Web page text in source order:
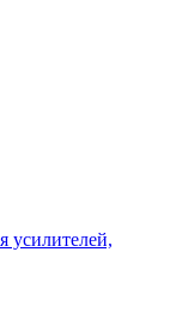
усилителей,